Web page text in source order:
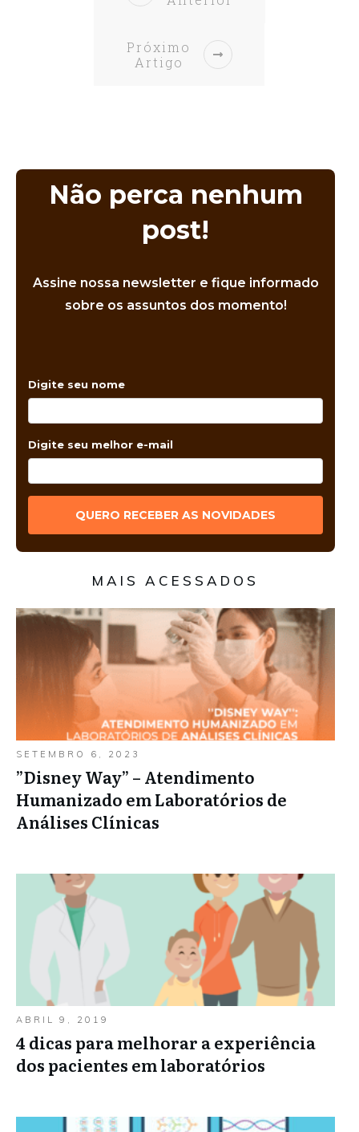
Próximo
Artigo
Não perca nenhum
post!
Assine nossa newsletter e fique informado
sobre os assuntos dos momento!
Digite seu nome
Digite seu melhor e-mail
QUERO RECEBER AS NOVIDADES
MAIS ACESSADOS
SETEMBRO 6, 2023
”Disney Way” – Atendimento
Humanizado em Laboratórios de
Análises Clínicas
ABRIL 9, 2019
4 dicas para melhorar a experiência
dos pacientes em laboratórios